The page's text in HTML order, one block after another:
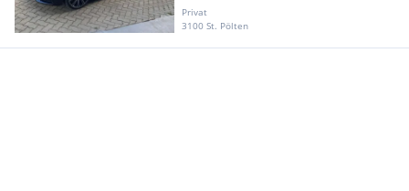
Privat
3100 St. Pölten